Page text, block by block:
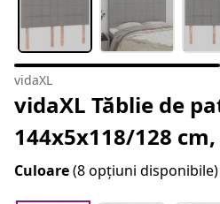
vidaXL
vidaXL Tăblie de
144x5x118/128
Culoare(8 opțiuni disponibile)